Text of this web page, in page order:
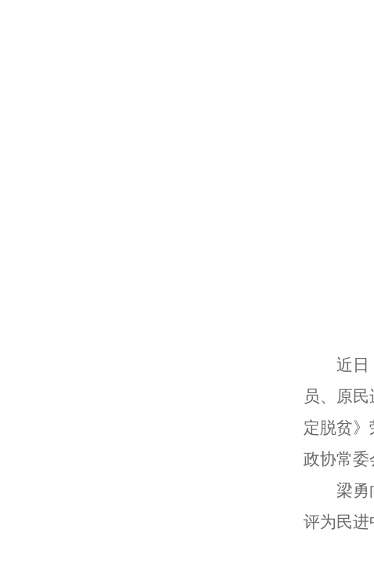
近日
员、原
定脱贫
政协常委
梁勇
评为民进